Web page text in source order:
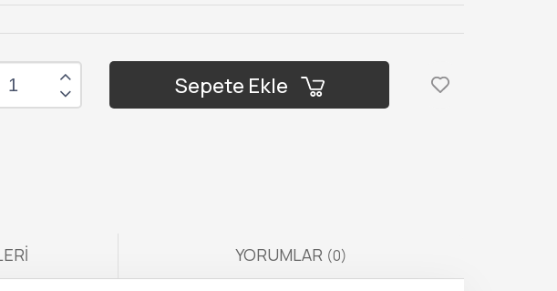
Sepete Ekle
YORUMLAR (0)